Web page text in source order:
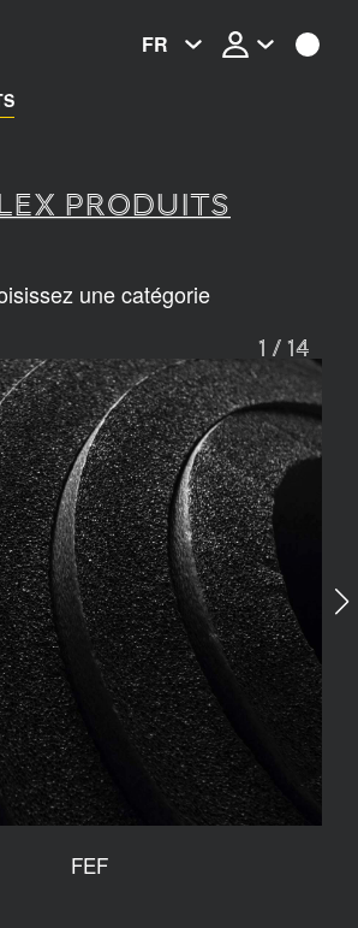
FR
PRODUITS
une catégorie
FEF
1 / 14